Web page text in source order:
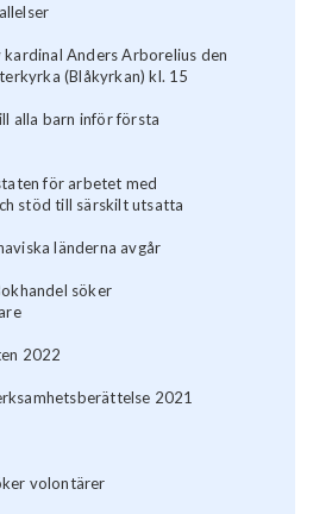
kardinal Anders Arborelius den
(Blåkyrkan) kl. 15
alla barn inför första
för arbetet med
stöd till särskilt utsatta
länderna avgår
söker
2022
2021
volontärer